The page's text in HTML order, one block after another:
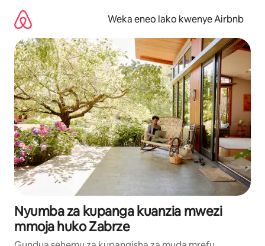
kwenda
kwenye
maudhui
Weka eneo lako kwenye Airbnb
Nyumba za kupanga kuanzia mwezi
mmoja huko Zabrze